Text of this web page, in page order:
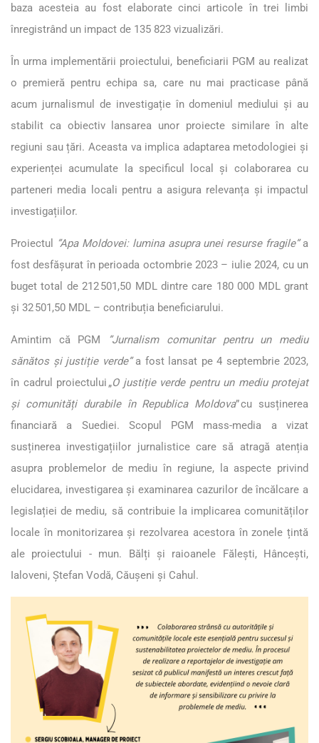
baza acesteia au fost elaborate cinci articole în trei limbi
înregistrând un impact de 135 823 vizualizări.
În urma implementării proiectului, beneficiarii PGM au realizat
o premieră pentru echipa sa, care nu mai practicase până
acum jurnalismul de investigație în domeniul mediului și au
stabilit ca obiectiv lansarea unor proiecte similare în alte
regiuni sau țări. Aceasta va implica adaptarea metodologiei și
experienței acumulate la specificul local și colaborarea cu
parteneri media locali pentru a asigura relevanța și impactul
investigațiilor.
Proiectul ”Apa Moldovei: lumina asupra unei resurse fragile”a
fost desfășurat în perioada octombrie 2023 – iulie 2024, cu un
buget total de 212 501,50 MDL dintre care 180 000 MDL grant
și 32 501,50 MDL – contribuția beneficiarului.
Amintim că PGM
”Jurnalism comunitar pentru un mediu
sănătos și justiție verde”a fost lansat pe 4 septembrie 2023,
în cadrul proiectului „O justiție verde pentru un mediu protejat
și comunități durabile în Republica Moldova” cu susținerea
financiară a Suediei. Scopul PGM mass-media a vizat
susținerea investigațiilor jurnalistice care să atragă atenția
asupra problemelor de mediu în regiune, la aspecte privind
elucidarea, investigarea și examinarea cazurilor de încălcare a
legislației de mediu, să contribuie la implicarea comunităților
locale în monitorizarea și rezolvarea acestora în zonele țintă
ale proiectului - mun. Bălți și raioanele Fălești, Hâncești,
Ialoveni, Ștefan Vodă, Căușeni și Cahul.